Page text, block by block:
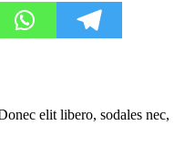
elit libero, sodales nec,